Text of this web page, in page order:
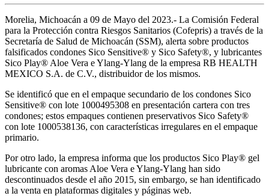
Morelia, Michoacán a 09 de Mayo del 2023.- La Comisión Federal
para la Protección contra Riesgos Sanitarios (Cofepris) a través de la
Secretaría de Salud de Michoacán (SSM), alerta sobre productos
falsificados condones Sico Sensitive® y Sico Safety®, y lubricantes
Sico Play® Aloe Vera e Ylang-Ylang de la empresa RB HEALTH
MEXICO S.A. de C.V., distribuidor de los mismos.
Se identificó que en el empaque secundario de los condones Sico
Sensitive® con lote 1000495308 en presentación cartera con tres
condones; estos empaques contienen preservativos Sico Safety®
con lote 1000538136, con características irregulares en el empaque
primario.
Por otro lado, la empresa informa que los productos Sico Play® gel
lubricante con aromas Aloe Vera e Ylang-Ylang han sido
descontinuados desde el año 2015, sin embargo, se han identificado
a la venta en plataformas digitales y páginas web.